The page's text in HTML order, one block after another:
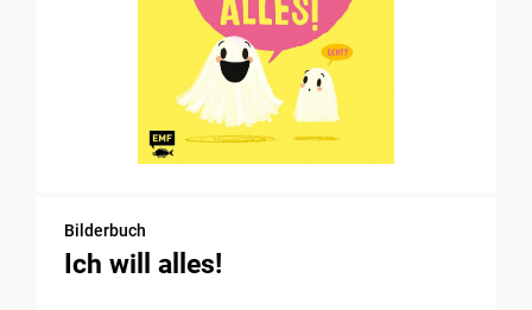
Bilderbuch
Ich will alles!